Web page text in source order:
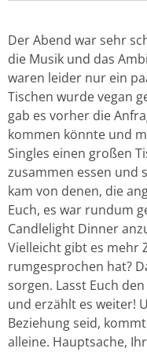
Der Abend war sehr
die Musik und das
waren leider nur ein
Tischen wurde vegan
gab es vorher die
kommen könnte und
Singles einen großen
zusammen essen und
kam von denen, die
Euch, es war rundum
Candlelight Dinner
Vielleicht gibt es mehr
rumgesprochen hat?
sorgen. Lasst Euch
und erzählt es weiter!
Beziehung seid,
alleine. Hauptsache,